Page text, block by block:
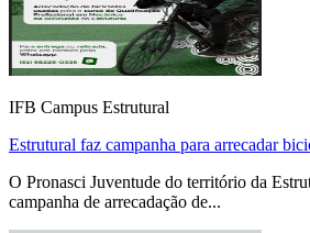
IFB Campus Estrutural
Estrutural faz campanha para arrecadar
O Pronasci Juventude do território da
campanha de arrecadação de...